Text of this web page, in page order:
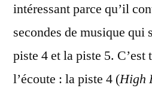
intéressant parce qu’il
secondes de musique qui
piste 4 et la piste 5. C’est
l’écoute : la piste 4 (High